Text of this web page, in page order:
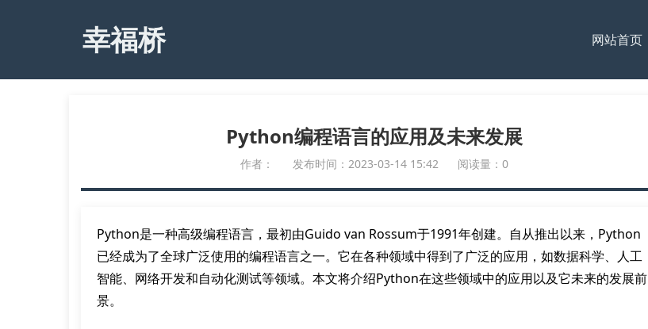
幸福桥 网站首页
Python编程语言的应用及未来发展
作者： 发布时间：2023-03-14 15:42 阅读量：0
Python是一种高级编程语言，最初由Guido van Rossum于1991年创建。自从推出以来，Python
已经成为了全球广泛使用的编程语言之一。它在各种领域中得到了广泛的应用，如数据科学、人工
智能、网络开发和自动化测试等领域。本文将介绍Python在这些领域中的应用以及它未来的发展前
景。